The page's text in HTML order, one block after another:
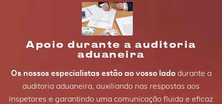
Apoio durante a auditoria
aduaneira
Os nossos especialistas estão ao vosso ladodurante a
auditoria aduaneira, auxiliando nas respostas aos
inspetores e garantindo uma comunicação fluida e eficaz